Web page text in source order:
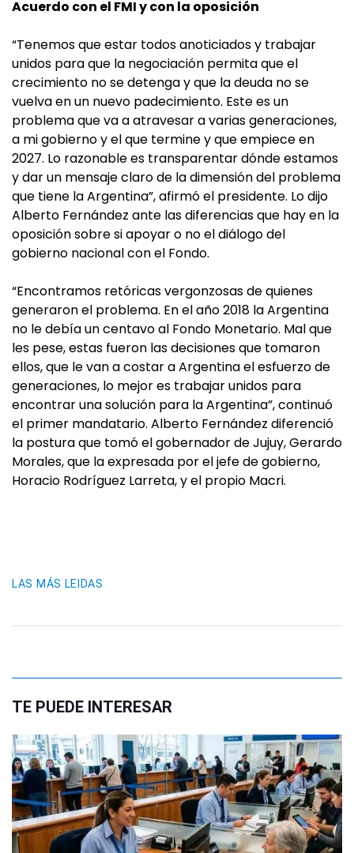
Acuerdo con el FMI y con la oposición
“Tenemos que estar todos anoticiados y trabajar
unidos para que la negociación permita que el
crecimiento no se detenga y que la deuda no se
vuelva en un nuevo padecimiento. Este es un
problema que va a atravesar a varias generaciones,
a mi gobierno y el que termine y que empiece en
2027. Lo razonable es transparentar dónde estamos
y dar un mensaje claro de la dimensión del problema
que tiene la Argentina”, afirmó el presidente. Lo dijo
Alberto Fernández ante las diferencias que hay en la
oposición sobre si apoyar o no el diálogo del
gobierno nacional con el Fondo.
“Encontramos retóricas vergonzosas de quienes
generaron el problema. En el año 2018 la Argentina
no le debía un centavo al Fondo Monetario. Mal que
les pese, estas fueron las decisiones que tomaron
ellos, que le van a costar a Argentina el esfuerzo de
generaciones, lo mejor es trabajar unidos para
encontrar una solución para la Argentina”, continuó
el primer mandatario. Alberto Fernández diferenció
la postura que tomó el gobernador de Jujuy, Gerardo
Morales, que la expresada por el jefe de gobierno,
Horacio Rodríguez Larreta, y el propio Macri.
LAS MÁS LEIDAS
TE PUEDE INTERESAR